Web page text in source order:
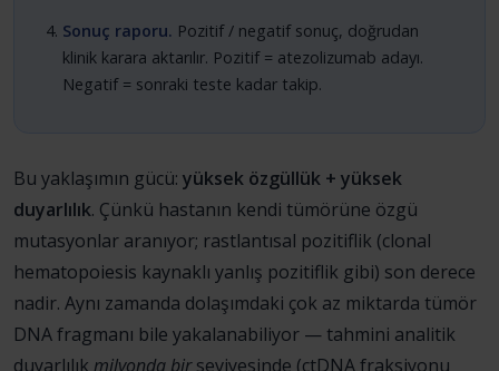
Sonuç raporu. Pozitif / negatif sonuç, doğrudan
klinik karara aktarılır. Pozitif = atezolizumab adayı.
Negatif = sonraki teste kadar takip.
Bu yaklaşımın gücü: yüksek özgüllük + yüksek
duyarlılık. Çünkü hastanın kendi tümörüne özgü
mutasyonlar aranıyor; rastlantısal pozitiflik (clonal
hematopoiesis kaynaklı yanlış pozitiflik gibi) son derece
nadir. Aynı zamanda dolaşımdaki çok az miktarda tümör
DNA fragmanı bile yakalanabiliyor — tahmini analitik
duyarlılık milyonda birseviyesinde (ctDNA fraksiyonu